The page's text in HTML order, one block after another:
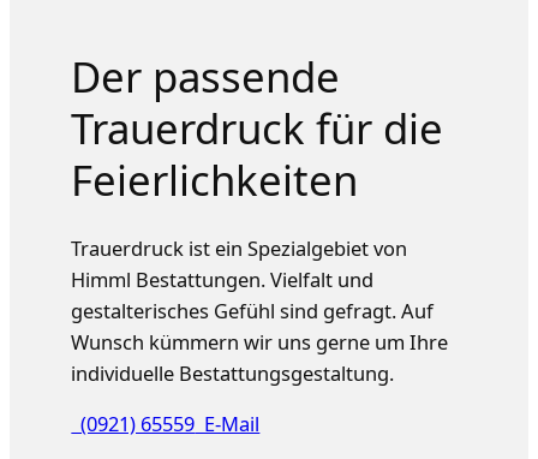
Der passende
Trauerdruck für die
Feierlichkeiten
Trauerdruck ist ein Spezialgebiet von
Himml Bestattungen. Vielfalt und
gestalterisches Gefühl sind gefragt. Auf
Wunsch kümmern wir uns gerne um Ihre
individuelle Bestattungsgestaltung.
(0921) 65559 E-Mail